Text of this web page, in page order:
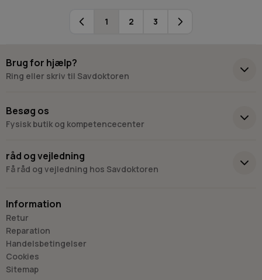
Du læser i øjeblikket side
1 Side
2 Side
3
Brug for hjælp?
Ring eller skriv til Savdoktoren
Besøg os
Fysisk butik og kompetencecenter
9400 Nørresundby
råd og vejledning
Få råd og vejledning hos Savdoktoren
“Vi bygger vores løsninger på viden, erfaring og faglig indsigt
- så du kan træffe
det rigtige valg, hver gang.
- Jan “Savdoktoren” Østergaard
Information
Retur
Reparation
Handelsbetingelser
Cookies
Sitemap